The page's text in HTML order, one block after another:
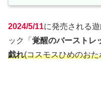
2024/5/11に発売される
ック「 覚醒のバーストレ
戯れ(コスモスひめのお